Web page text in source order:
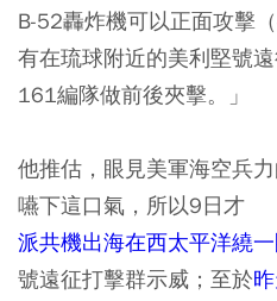
B-52轟炸機可以正面攻擊
有在琉球附近的美利堅號
161編隊做前後夾擊。」
他推估，眼見美軍海空兵
嚥下這口氣，所以9日才
派共機出海在西太平洋繞
號遠征打擊群示威；至於